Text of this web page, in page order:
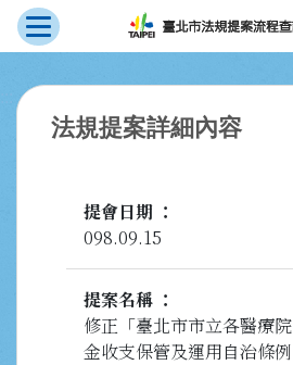
跳到主要內容
展開選單
法規提案詳細內容
提會日期
098.09.15
提案名稱
修正「臺北市市立各醫療
金收支保管及運用自治條例